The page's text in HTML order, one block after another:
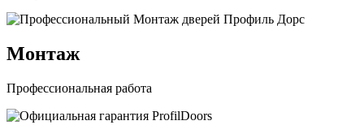
Монтаж
Профессиональная работа